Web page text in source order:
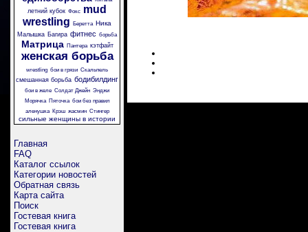
летний кубок Фокс mud
wrestling
Беретта Ника
Малышка Багира фитнес борьба
Матрица Пантера кэтфайт
женская борьба
wrestling бои в грязи Скальпель
смешанная борьба бодибилдинг
бои в желе Солдат Джейн Энджи
Морячка
Пяточка бои без правил
аленушка
Крэш жасмин Стингер
сильные женщины в истории
Главная
FAQ
Каталог ссылок
Категории новостей
Обратная связь
Карта сайта
Поиск
Гостевая книга
Гостевая книга